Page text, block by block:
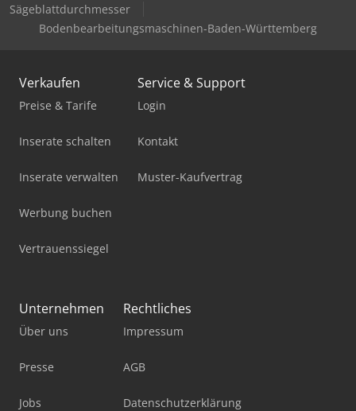
Sägeblattdurchmesser
Bodenbearbeitungsmaschinen-Baden-Württemberg
Verkaufen
Preise & Tarife
Inserate schalten
Inserate verwalten
Werbung buchen
Vertrauenssiegel
Service & Support
Login
Kontakt
Muster-Kaufvertrag
Unternehmen
Über uns
Presse
Jobs
Rechtliches
Impressum
AGB
Datenschutzerklärung